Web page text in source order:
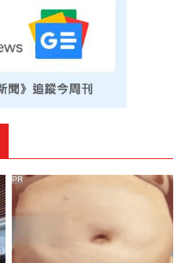
PR